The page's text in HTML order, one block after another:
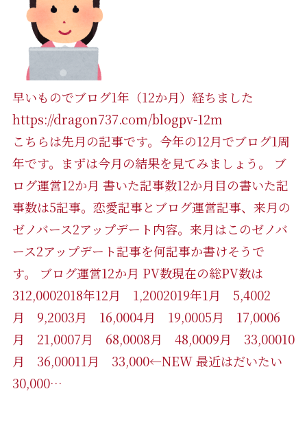
早いものでブログ1年（12か月）経ちました
https://dragon737.com/blogpv-12m
こちらは先月の記事です。今年の12月でブログ1周
年です。まずは今月の結果を見てみましょう。 ブ
ログ運営12か月 書いた記事数12か月目の書いた記
事数は5記事。恋愛記事とブログ運営記事、来月の
ゼノバース2アップデート内容。来月はこのゼノバ
ース2アップデート記事を何記事か書けそうで
す。 ブログ運営12か月 PV数現在の総PV数は
312,0002018年12月 1,2002019年1月 5,4002
月 9,2003月 16,0004月 19,0005月 17,0006
月 21,0007月 68,0008月 48,0009月 33,00010
月 36,00011月 33,000←NEW 最近はだいたい
30,000…